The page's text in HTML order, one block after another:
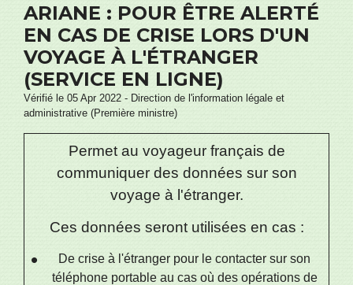
ARIANE : POUR ÊTRE ALERTÉ
EN CAS DE CRISE LORS D'UN
VOYAGE À L'ÉTRANGER
(SERVICE EN LIGNE)
Vérifié le 05 Apr 2022 - Direction de l'information légale et
administrative (Première ministre)
Permet au voyageur français de
communiquer des données sur son
voyage à l'étranger.
Ces données seront utilisées en cas :
De crise à l'étranger pour le contacter sur son
téléphone portable au cas où des opérations de